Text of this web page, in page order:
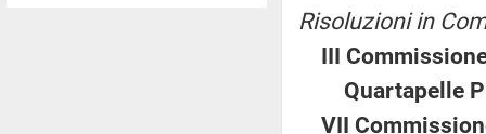
Risoluzioni in
III
Quartapelle
VII